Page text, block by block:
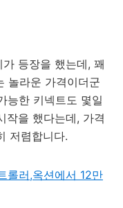
등장을 했는데, 꽤
놀라운 가격이더군
능한 키넥트도 몇일
작을 했다는데, 가격
저렴합니다.
롤러,옥션에서 12만